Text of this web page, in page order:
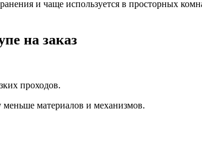
и чаще используется в просторных
на заказ
проходов.
меньше материалов и механизмов.